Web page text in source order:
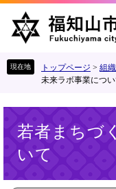
す
し
トップページ > 組
未来ラボ事業につ
若者まちづ
いて